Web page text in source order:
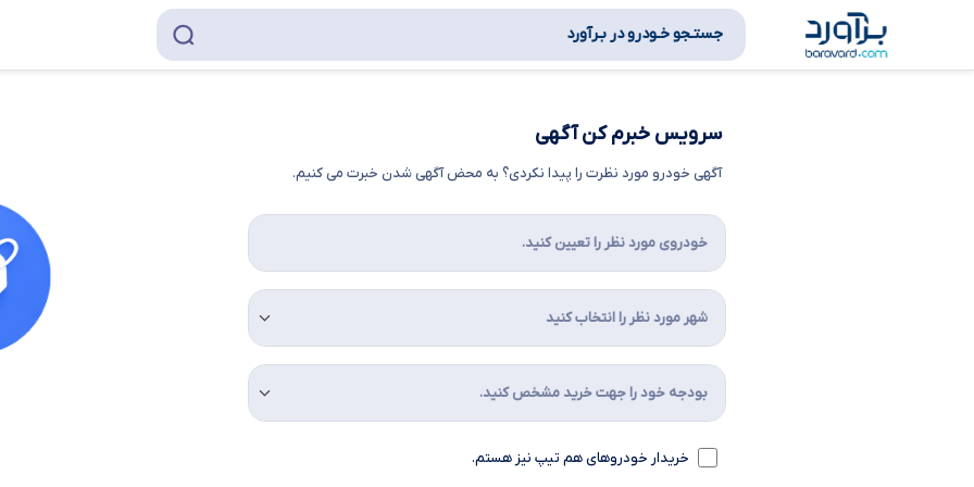
جستـجو خـودرو در بـرآورد
سرویس خبرم کن آگهی
آگهی خودرو مورد نظرت را پیدا نکردی؟ به محض آگهی شدن خبرت می کنیم.
خریدار خودروهای هم تیپ نیز هستم.